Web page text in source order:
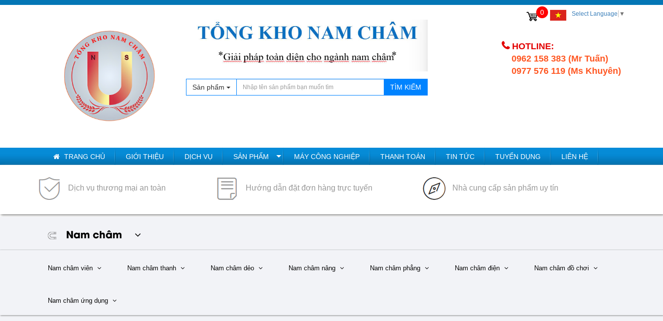
Sản phẩm TÌM KIẾM
Select Language ▼
0
HOTLINE:
0962 158 383 (Mr Tuấn)
0977 576 119 (Ms Khuyên)
TRANG CHỦ GIỚI THIỆU DỊCH VỤ SẢN PHẨM MÁY CÔNG NGHIỆP THANH TOÁN TIN TỨC TUYỂN DỤNG LIÊN HỆ
Dịch vụ thương mại an toàn Hướng dẫn đặt đơn hàng trực tuyến Nhà cung cấp sản phẩm uy tín
Nam châm
Nam châm viên Nam châm thanh Nam châm dẻo Nam châm nâng Nam châm phẳng Nam châm điện Nam châm đồ chơi
Nam châm ứng dụng